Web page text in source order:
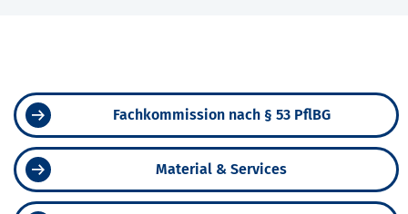
Fachkommission nach § 53 PflBG
Material & Services